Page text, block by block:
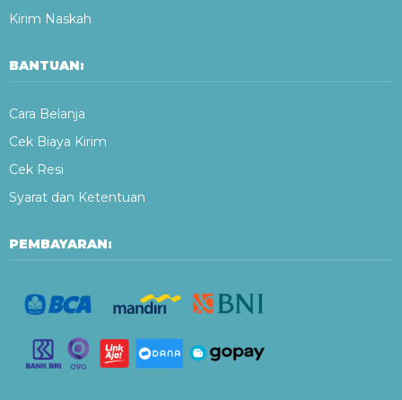
Kirim Naskah
BANTUAN:
Cara Belanja
Cek Biaya Kirim
Cek Resi
Syarat dan Ketentuan
PEMBAYARAN: